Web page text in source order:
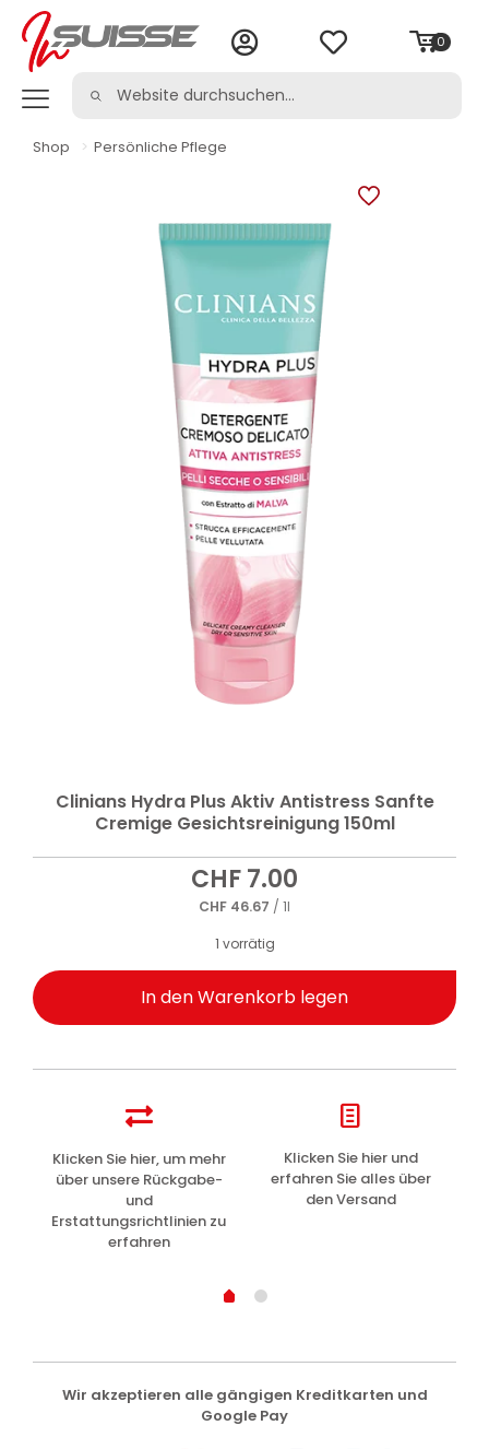
0
Shop > Persönliche Pflege
Clinians Hydra Plus Aktiv Antistress Sanfte
Cremige Gesichtsreinigung 150ml
CHF7.00
CHF 46.67 / 1l
1 vorrätig
In den Warenkorb legen
Klicken Sie hier, um mehr
über unsere Rückgabe-
und
Erstattungsrichtlinien zu
erfahren
Klicken Sie hier und
erfahren Sie alles über
den Versand
Wir akzeptieren alle gängigen Kreditkarten und
Google Pay